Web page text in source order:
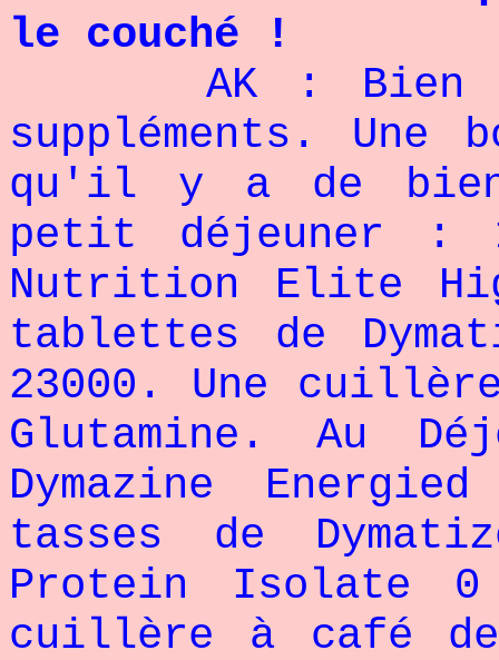
le couché !
AK : Bien
suppléments. Une
qu'il y a de
petit déjeuner :
Nutrition Elite
tablettes de
23000. Une
Glutamine. Au
Dymazine
tasses de
Protein Isolate
cuillère à café de